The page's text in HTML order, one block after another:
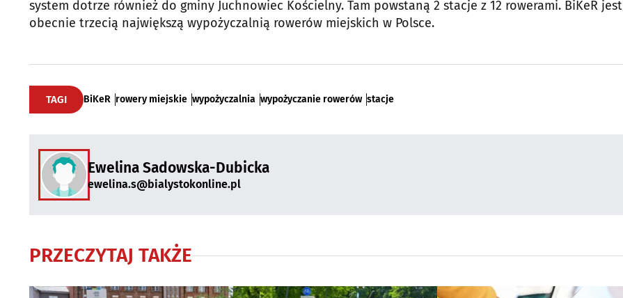
system dotrze również do gminy Juchnowiec Kościelny. Tam powstaną 2 stacje z 12 rowerami. BiKeR jest
obecnie trzecią największą wypożyczalnią rowerów miejskich w Polsce.
TAGI BiKeR rowery miejskie wypożyczalnia wypożyczanie rowerów stacje
Ewelina Sadowska-Dubicka
ewelina.s@bialystokonline.pl
PRZECZYTAJ TAKŻE